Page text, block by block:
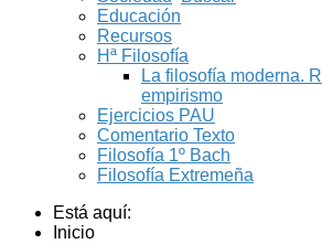
Educación
Recursos
Hª Filosofía
La filosofía moderna.
empirismo
Ejercicios PAU
Comentario Texto
Filosofía 1º Bach
Filosofía Extremeña
Está aquí:
Inicio